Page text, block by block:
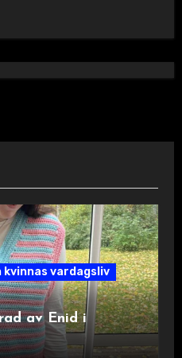
kvinnas vardagsliv
av Enid i